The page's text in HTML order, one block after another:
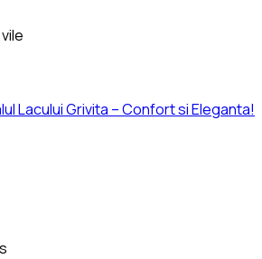
Lacului Grivita – Confort si Eleganta!